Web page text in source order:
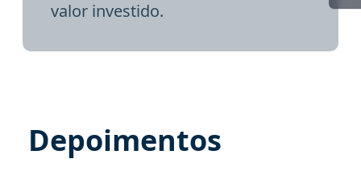
valor investido.
Depoimentos